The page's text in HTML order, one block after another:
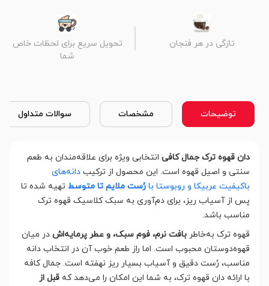
تازگی در هر فنجان
تحویل سریع برای لحظات خاص
شما
توضیحات مشخصات سوالات متداول
دان قهوه ترک جمال کافی انتخابی ویژه برای علاقه‌مندان به طعم
سنتی و اصیل قهوه است. این محصول از ترکیب دانه‌های
باکیفیت عربیکا و روبوستا با رُست ملایم تا متوسط تهیه شده تا
پس از آسیاب ریز، برای دم‌آوری به سبک کلاسیک قهوه ترک
مناسب باشد.
قهوه ترک به‌خاطر بافت نرم، فوم سبک، و عطر پرمایه‌اش در میان
قهوه‌دوستان محبوب است. اما راز طعم خوب آن در انتخاب دانه
مناسب، رُست دقیق و آسیاب بسیار ریز نهفته است. جمال کافه
با ارائه دان قهوه ترک، به شما این امکان را می‌دهد که قبل از